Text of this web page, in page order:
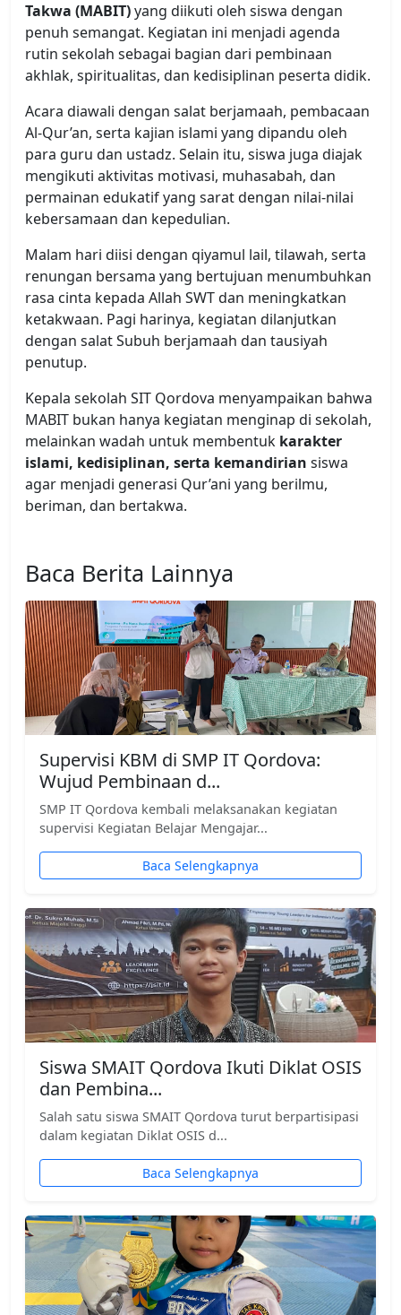
Takwa (MABIT)yang diikuti oleh siswa dengan
penuh semangat. Kegiatan ini menjadi agenda
rutin sekolah sebagai bagian dari pembinaan
akhlak, spiritualitas, dan kedisiplinan peserta didik.
Acara diawali dengan salat berjamaah, pembacaan
Al-Qur’an, serta kajian islami yang dipandu oleh
para guru dan ustadz. Selain itu, siswa juga diajak
mengikuti aktivitas motivasi, muhasabah, dan
permainan edukatif yang sarat dengan nilai-nilai
kebersamaan dan kepedulian.
Malam hari diisi dengan qiyamul lail, tilawah, serta
renungan bersama yang bertujuan menumbuhkan
rasa cinta kepada Allah SWT dan meningkatkan
ketakwaan. Pagi harinya, kegiatan dilanjutkan
dengan salat Subuh berjamaah dan tausiyah
penutup.
Kepala sekolah SIT Qordova menyampaikan bahwa
MABIT bukan hanya kegiatan menginap di sekolah,
melainkan wadah untuk membentuk karakter
islami, kedisiplinan, serta kemandirian siswa
agar menjadi generasi Qur’ani yang berilmu,
beriman, dan bertakwa.
Baca Berita Lainnya
Supervisi KBM di SMP IT Qordova:
Wujud Pembinaan d...
SMP IT Qordova kembali melaksanakan kegiatan
supervisi Kegiatan Belajar Mengajar...
Baca Selengkapnya
Siswa SMAIT Qordova Ikuti Diklat OSIS
dan Pembina...
Salah satu siswa SMAIT Qordova turut berpartisipasi
dalam kegiatan Diklat OSIS d...
Baca Selengkapnya